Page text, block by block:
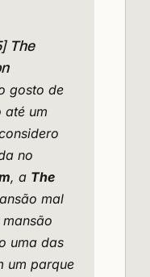
gosto de
até um
no
, a The
mal
uma das
um parque